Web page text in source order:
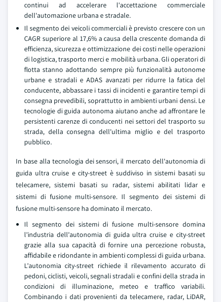
continui ad accelerare l'accettazione commerciale
dell'automazione urbana e stradale.
Il segmento dei veicoli commerciali è previsto crescere con un
CAGR superiore al 17,6% a causa della crescente domanda di
efficienza, sicurezza e ottimizzazione dei costi nelle operazioni
di logistica, trasporto merci e mobilità urbana. Gli operatori di
flotta stanno adottando sempre più funzionalità autonome
urbane e stradali e ADAS avanzati per ridurre la fatica del
conducente, abbassare i tassi di incidenti e garantire tempi di
consegna prevedibili, soprattutto in ambienti urbani densi. Le
tecnologie di guida autonoma aiutano anche ad affrontare le
persistenti carenze di conducenti nei settori del trasporto su
strada, della consegna dell'ultima miglio e del trasporto
pubblico.
In base alla tecnologia dei sensori, il mercato dell'autonomia di
guida ultra cruise e city-street è suddiviso in sistemi basati su
telecamere, sistemi basati su radar, sistemi abilitati lidar e
sistemi di fusione multi-sensore. Il segmento dei sistemi di
fusione multi-sensore ha dominato il mercato.
Il segmento dei sistemi di fusione multi-sensore domina
l'industria dell'autonomia di guida ultra cruise e city-street
grazie alla sua capacità di fornire una percezione robusta,
affidabile e ridondante in ambienti complessi di guida urbana.
L'autonomia city-street richiede il rilevamento accurato di
pedoni, ciclisti, veicoli, segnali stradali e confini della strada in
condizioni di illuminazione, meteo e traffico variabili.
Combinando i dati provenienti da telecamere, radar, LiDAR,